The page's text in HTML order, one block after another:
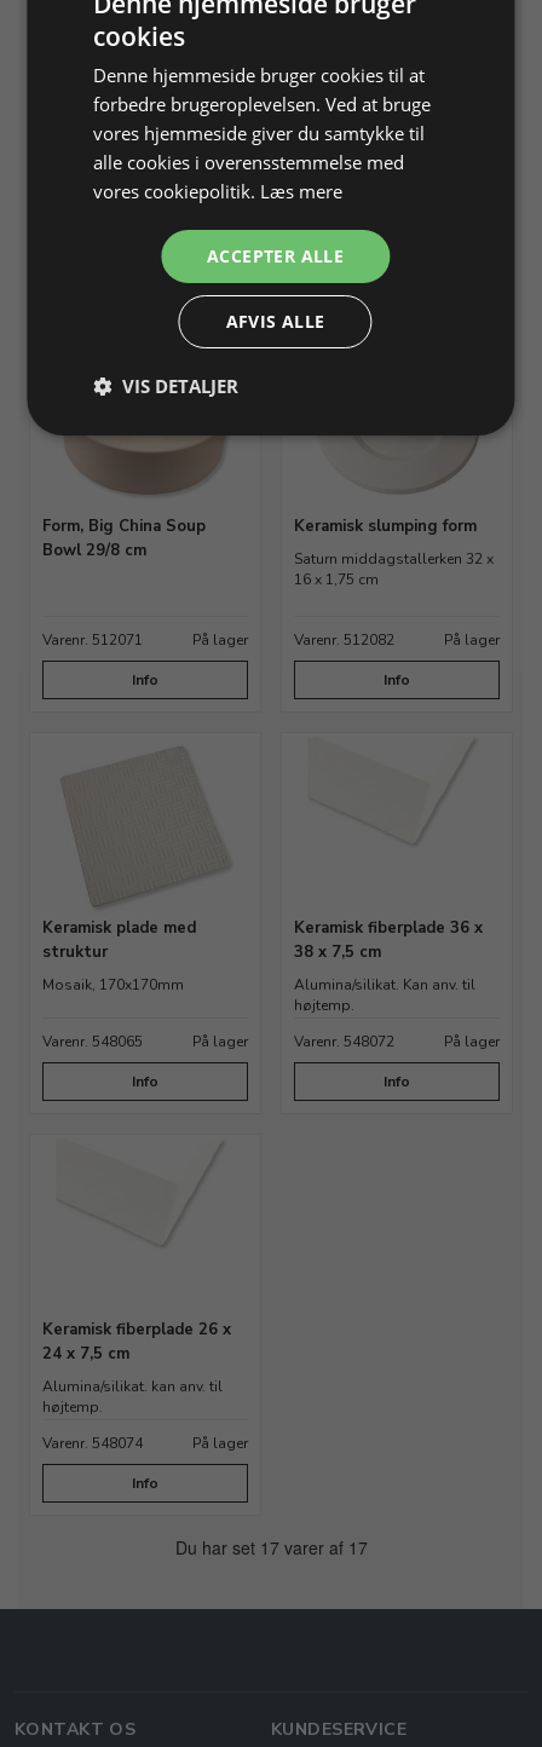
Keramisk slumping form
Frikantet fad 25 × 25 cm,
Keramisk slumping form,
dybde 2 cm
Varenr. 512067
Info
Form, Big China Soup
Bowl 29/8 cm
Varenr. 512071 På lager
Info
Keramisk slumping form
Saturn middagstallerken 32 x
16 x 1,75 cm
Varenr. 512082 På lager
Info
Keramisk plade med
struktur
Mosaik, 170x170mm
Varenr. 548065 På lager
Info
Keramisk fiberplade 36 x
38 x 7,5 cm
Alumina/silikat. Kan anv. til
højtemp.
Varenr. 548072
På lager
Info
Keramisk fiberplade 26 x
24 x 7,5 cm
Alumina/silikat. kan anv. til
højtemp.
Varenr. 548074
På lager
Info
Du har set 17 varer af 17
KONTAKT OS
KUNDESERVICE
cookies
Denne hjemmeside bruger cookies til at
forbedre brugeroplevelsen. Ved at bruge
vores hjemmeside giver du samtykke til
alle cookies i overensstemmelse med
vores cookiepolitik. Læs mere
ACCEPTER ALLE
AFVIS ALLE
VIS DETALJER